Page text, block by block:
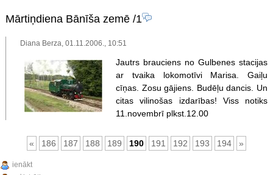
Mārtiņdiena Bānīša zemē/1
Diana Berza, 01.11.2006., 10:51
Jautrs brauciens no Gulbenes stacijas
ar tvaika lokomotīvi Marisa. Gaiļu
cīņas. Zosu gājiens. Budēļu dancis. Un
citas vilinošas izdarības! Viss notiks
11.novembrī plkst.12.00
« 186 187 188 189 190 191 192 193 194 »
ienākt